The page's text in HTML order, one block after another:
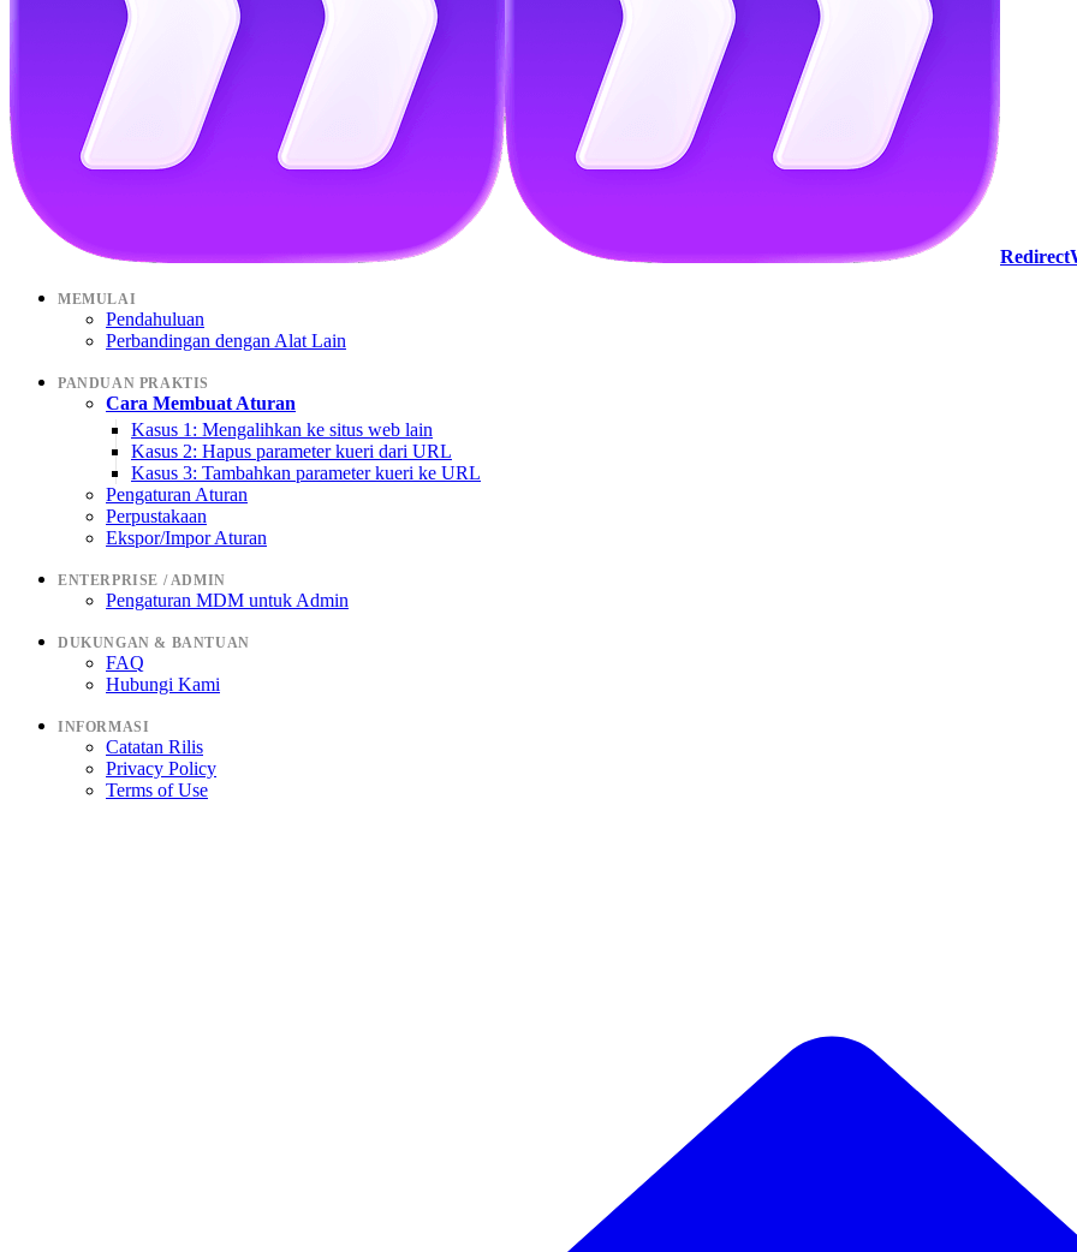
MEMULAI
Pendahuluan
Perbandingan dengan Alat Lain
PANDUAN PRAKTIS
Cara Membuat Aturan
Kasus 1: Mengalihkan ke situs web lain
Kasus 2: Hapus parameter kueri dari URL
Kasus 3: Tambahkan parameter kueri ke URL
Pengaturan Aturan
Perpustakaan
Ekspor/Impor Aturan
ENTERPRISE / ADMIN
Pengaturan MDM untuk Admin
DUKUNGAN & BANTUAN
FAQ
Hubungi Kami
INFORMASI
Catatan Rilis
Privacy Policy
Terms of Use